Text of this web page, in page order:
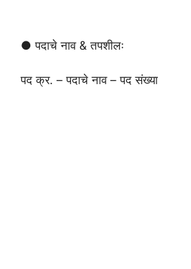
● पदाचे नाव & तपशीलः
पद क्र. – पदाचे नाव – पद संख्या